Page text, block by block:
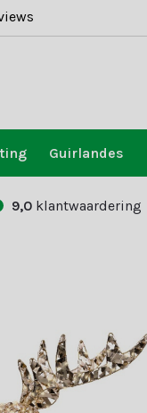
Guirlandes
9,0 klantwaardering